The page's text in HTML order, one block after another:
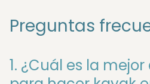
Preguntas
1. ¿Cuál es la